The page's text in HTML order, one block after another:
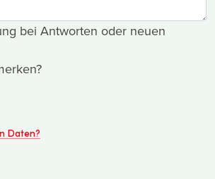
bei Antworten oder neuen
Daten?